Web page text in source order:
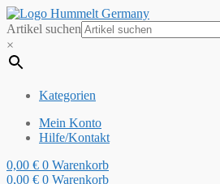
Artikel suchen
×
Kategorien
Mein Konto
Hilfe/Kontakt
0,00 € 0 Warenkorb
0,00 € 0 Warenkorb